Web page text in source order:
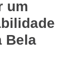
um
Bela